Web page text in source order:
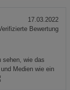
sehen, wie das
Medien wie ein
17.03.2022
Bewertung